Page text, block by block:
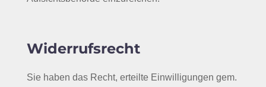
Widerrufsrecht
Sie haben das Recht, erteilte Einwilligungen gem.